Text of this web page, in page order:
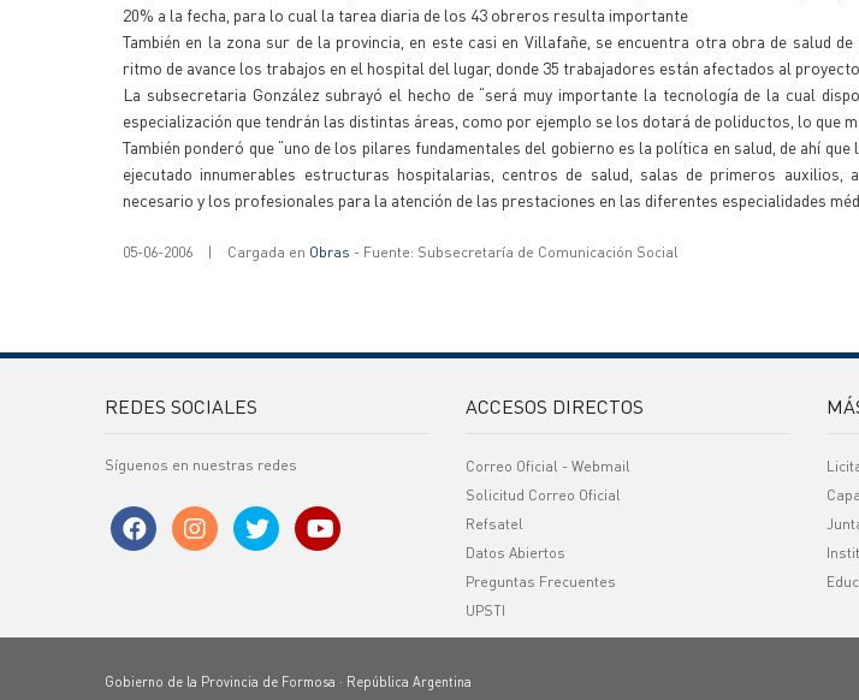
20% a la fecha, para lo cual la tarea diaria de los 43 obreros resulta importante
También en la zona sur de la provincia, en este casi en Villafañe, se encuentra otra obra de salud
ritmo de avance los trabajos en el hospital del lugar, donde 35 trabajadores están afectados al proyecto.
La subsecretaria González subrayó el hecho de “será muy importante la tecnología de la cual
especialización que tendrán las distintas áreas, como por ejemplo se los dotará de poliductos, lo que
También ponderó que “uno de los pilares fundamentales del gobierno es la política en salud, de ahí
ejecutado innumerables estructuras hospitalarias, centros de salud, salas de primeros
necesario y los profesionales para la atención de las prestaciones en las diferentes especialidades
05-06-2006 | Cargada en Obras - Fuente: Subsecretaría de Comunicación Social
REDES SOCIALES
Síguenos en nuestras redes
ACCESOS DIRECTOS
Correo Oficial - Webmail
Solicitud Correo Oficial
Refsatel
Datos Abiertos
Preguntas Frecuentes
UPSTI
Gobierno de la Provincia de Formosa · República Argentina